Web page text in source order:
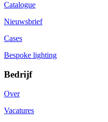
Catalogue
Nieuwsbrief
Cases
Bespoke lighting
Bedrijf
Over
Vacatures